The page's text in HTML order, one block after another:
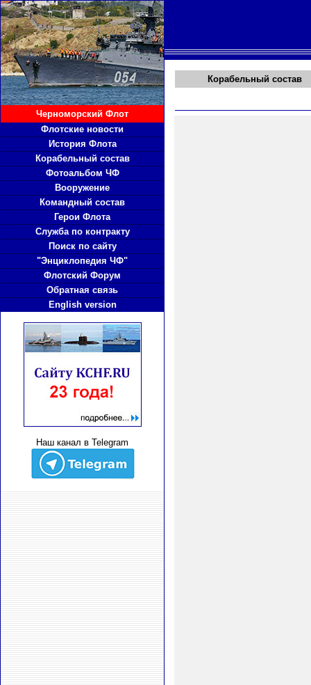
Черноморский Флот
Флотские новости
История Флота
Корабельный состав
Фотоальбом ЧФ
Вооружение
Командный состав
Герои Флота
Служба по контракту
Поиск по сайту
"Энциклопедия ЧФ"
Флотский Форум
Обратная связь
English version
Наш канал в Telegram
Корабельный состав